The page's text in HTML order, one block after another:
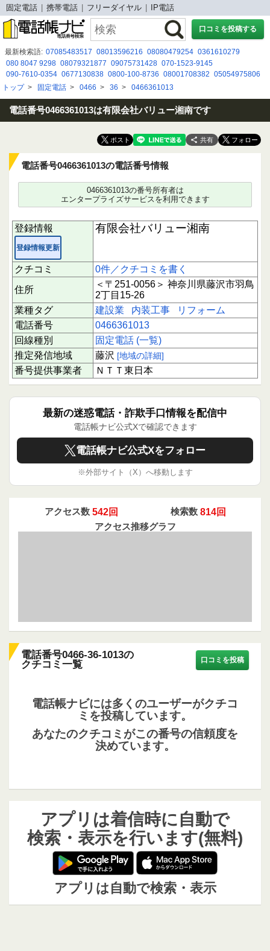
固定電話 携帯電話 フリーダイヤル IP電話
口コミを投稿する
最新検索語: 07085483517 08013596216 08080479254 0361610279
080 8047 9298 08079321877 09075731428 070-1523-9145
090-7610-0354 0677130838 0800-100-8736 08001708382 05054975806
05031284291
0345824345 08020590894 07055956253
07043905245 0120197319 0120988427 050-5292-0481 08020590774
03 6842 3455 08020591065
トップ> 固定電話 > 0466 > 36 > 0466361013
電話番号0466361013は有限会社バリュー湘南です
共有
電話番号0466361013の電話番号情報
0466361013の番号所有者は
エンタープライズサービスを利用できます
登録情報
登録情報更新
有限会社バリュー湘南
クチコミ
0件／クチコミを書く
住所
＜〒251-0056＞ 神奈川県藤沢市羽鳥
2丁目15-26
業種タグ
建設業 内装工事
リフォーム
電話番号
0466361013
回線種別
固定電話 (一覧)
推定発信地域
藤沢 [地域の詳細]
番号提供事業者 ＮＴＴ東日本
最新の迷惑電話・詐欺手口情報を配信中
電話帳ナビ公式Xで確認できます
電話帳ナビ公式Xをフォロー
※外部サイト（X）へ移動します
アクセス数 542回 検索数 814回
アクセス推移グラフ
電話番号0466-36-1013の
クチコミ一覧
口コミを投稿
電話帳ナビには多くのユーザーがクチコ
ミを投稿しています。
あなたのクチコミがこの番号の信頼度を
決めています。
アプリは着信時に自動で
検索・表示を行います(無料)
アプリは自動で検索・表示